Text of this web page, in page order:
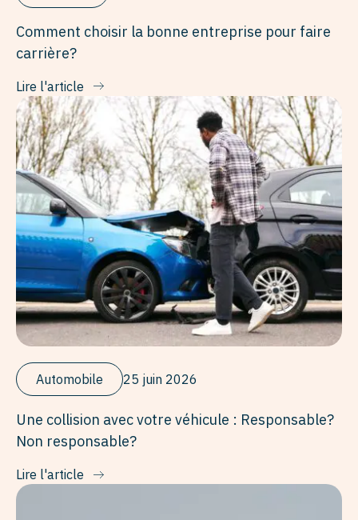
Comment choisir la bonne entreprise pour faire
carrière?
Lire l'article
Automobile 25 juin 2026
Une collision avec votre véhicule : Responsable?
Non responsable?
Lire l'article